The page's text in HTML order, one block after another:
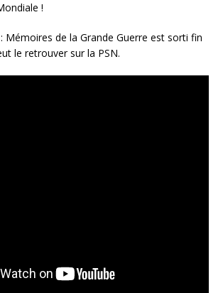
!
Mémoires de la Grande Guerre est sorti fin
le retrouver sur la PSN.